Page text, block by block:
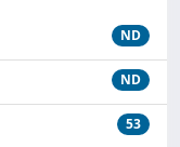
ND
ND
53